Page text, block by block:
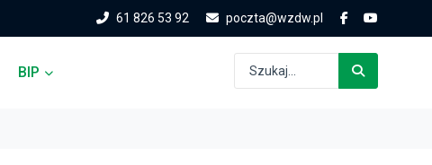
61 826 53 92 poczta@wzdw.pl
BIP